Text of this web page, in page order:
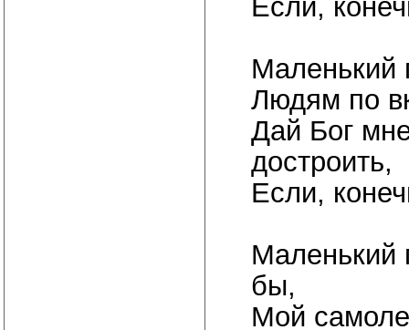
Если,
Маленький
Людям по
Дай Бог
достроить,
Если,
Маленький
бы,
Мой